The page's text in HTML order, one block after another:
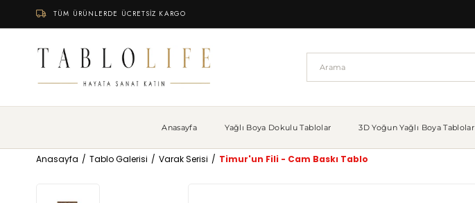
TÜM ÜRÜNLERDE ÜCRETSİZ KARGO
Anasayfa Yağlı Boya Dokulu Tablolar 3D Yoğun Yağlı Boya Tablolar
Anasayfa Tablo Galerisi Varak Serisi Timur'un Fili - Cam Baskı Tablo